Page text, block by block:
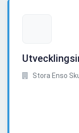
Stora Enso